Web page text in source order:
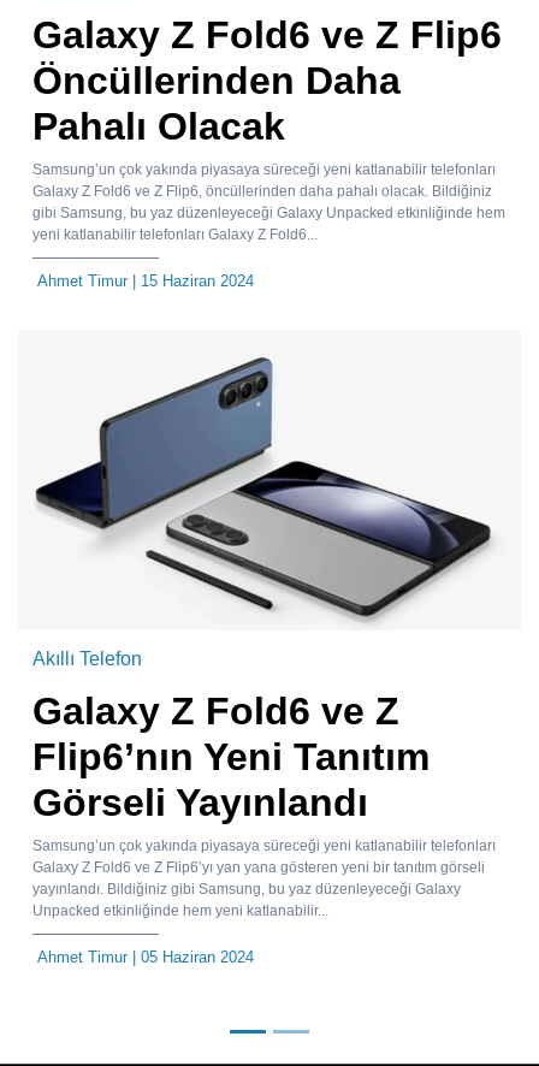
Galaxy Z Fold6 ve Z Flip6
Öncüllerinden Daha
Pahalı Olacak
Samsung’un çok yakında piyasaya süreceği yeni katlanabilir telefonları
Galaxy Z Fold6 ve Z Flip6, öncüllerinden daha pahalı olacak. Bildiğiniz
gibi Samsung, bu yaz düzenleyeceği Galaxy Unpacked etkinliğinde hem
yeni katlanabilir telefonları Galaxy Z Fold6...
Ahmet Timur| 15 Haziran 2024
Akıllı Telefon
Galaxy Z Fold6 ve Z
Flip6’nın Yeni Tanıtım
Görseli Yayınlandı
Samsung’un çok yakında piyasaya süreceği yeni katlanabilir telefonları
Galaxy Z Fold6 ve Z Flip6’yı yan yana gösteren yeni bir tanıtım görseli
yayınlandı. Bildiğiniz gibi Samsung, bu yaz düzenleyeceği Galaxy
Unpacked etkinliğinde hem yeni katlanabilir...
Ahmet Timur| 05 Haziran 2024